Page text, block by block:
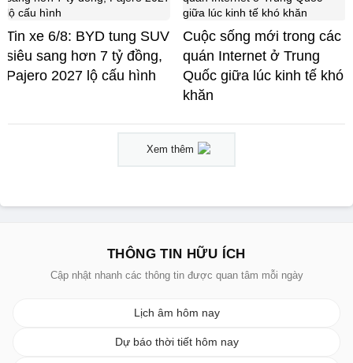
Tin xe 6/8: BYD tung SUV
siêu sang hơn 7 tỷ đồng,
Pajero 2027 lộ cấu hình
Cuộc sống mới trong các
quán Internet ở Trung
Quốc giữa lúc kinh tế khó
khăn
Xem thêm
THÔNG TIN HỮU ÍCH
Cập nhật nhanh các thông tin được quan tâm mỗi ngày
Lịch âm hôm nay
Dự báo thời tiết hôm nay